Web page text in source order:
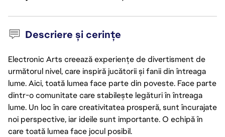
Descriere și cerințe
Electronic Arts creează experiențe de divertisment de
următorul nivel, care inspiră jucătorii și fanii din întreaga
lume. Aici, toată lumea face parte din poveste. Face parte
dintr-o comunitate care stabilește legături în întreaga
lume. Un loc în care creativitatea prosperă, sunt încurajate
noi perspective, iar ideile sunt importante. O echipă în
care toată lumea face jocul posibil.